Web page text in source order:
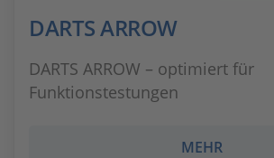
DARTS ARROW
DARTS ARROW – optimiert für
Funktionstestungen
MEHR